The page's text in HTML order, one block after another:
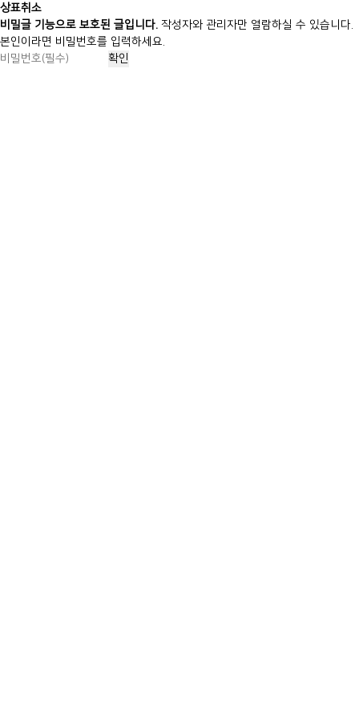
상표취소
비밀글 기능으로 보호된 글입니다. 작성자와 관리자만 열람하실 수 있습니다.
본인이라면 비밀번호를 입력하세요.